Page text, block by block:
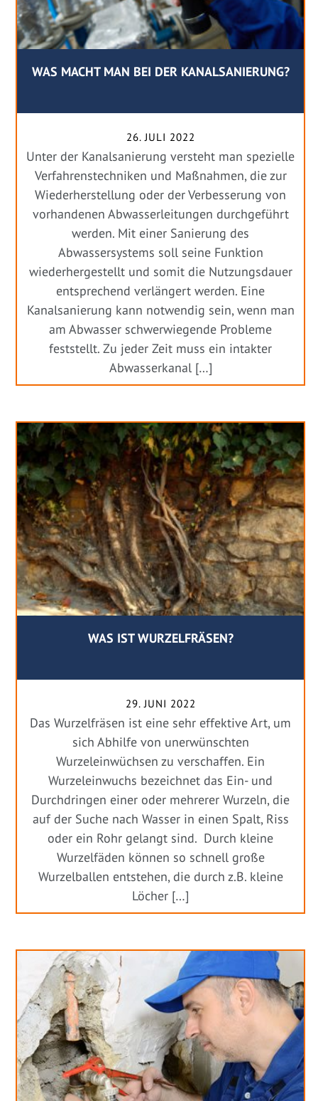
WAS MACHT MAN BEI DER KANALSANIERUNG?
26. JULI 2022
Unter der Kanalsanierung versteht man spezielle
Verfahrenstechniken und Maßnahmen, die zur
Wiederherstellung oder der Verbesserung von
vorhandenen Abwasserleitungen durchgeführt
werden. Mit einer Sanierung des
Abwassersystems soll seine Funktion
wiederhergestellt und somit die Nutzungsdauer
entsprechend verlängert werden. Eine
Kanalsanierung kann notwendig sein, wenn man
am Abwasser schwerwiegende Probleme
feststellt. Zu jeder Zeit muss ein intakter
Abwasserkanal […]
WAS IST WURZELFRÄSEN?
29. JUNI 2022
Das Wurzelfräsen ist eine sehr effektive Art, um
sich Abhilfe von unerwünschten
Wurzeleinwüchsen zu verschaffen. Ein
Wurzeleinwuchs bezeichnet das Ein- und
Durchdringen einer oder mehrerer Wurzeln, die
auf der Suche nach Wasser in einen Spalt, Riss
oder ein Rohr gelangt sind. Durch kleine
Wurzelfäden können so schnell große
Wurzelballen entstehen, die durch z.B. kleine
Löcher […]